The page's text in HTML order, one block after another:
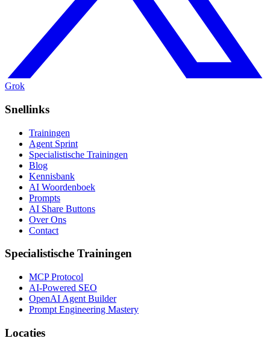
Grok
Snellinks
Trainingen
Agent Sprint
Specialistische Trainingen
Blog
Kennisbank
AI Woordenboek
Prompts
AI Share Buttons
Over Ons
Contact
Specialistische Trainingen
MCP Protocol
AI-Powered SEO
OpenAI Agent Builder
Prompt Engineering Mastery
Locaties